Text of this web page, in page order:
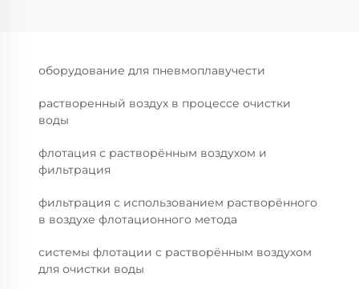
оборудование для пневмоплавучести
растворенный воздух в процессе очистки
воды
флотация с растворённым воздухом и
фильтрация
фильтрация с использованием растворённого
в воздухе флотационного метода
системы флотации с растворённым воздухом
для очистки воды